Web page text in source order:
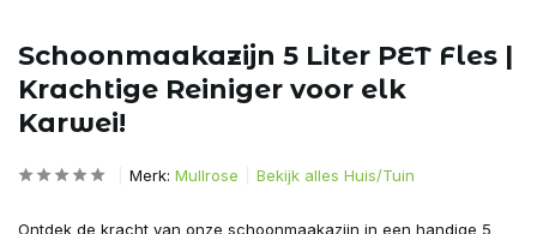
Schoonmaakazijn 5 Liter PET Fles |
Krachtige Reiniger voor elk
Karwei!
Merk: Mullrose Bekijk alles Huis/Tuin
Ontdek de kracht van onze schoonmaakazijn in een handige 5